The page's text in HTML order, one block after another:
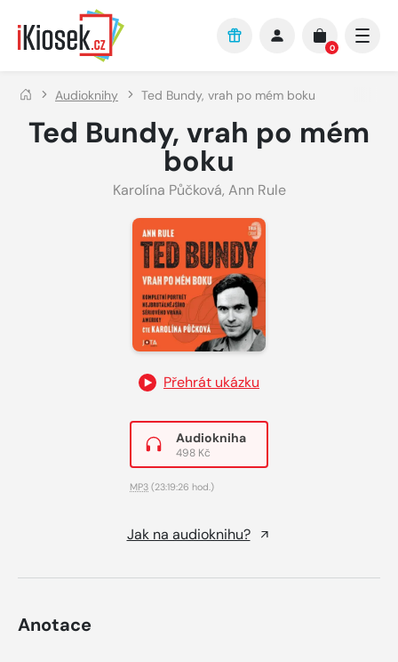
Přejít na hlavní obsah
0
Audioknihy Ted Bundy, vrah po mém boku
Ted Bundy, vrah po mém
boku
Karolína Půčková, Ann Rule
Přehrát ukázku
Audiokniha
498 Kč
MP3 (23:19:26 hod.)
Jak na audioknihu?
Anotace